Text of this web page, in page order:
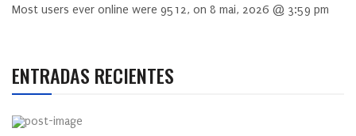
Most users ever online were 9512, on 8 mai, 2026 @ 3:59 pm
ENTRADAS RECIENTES